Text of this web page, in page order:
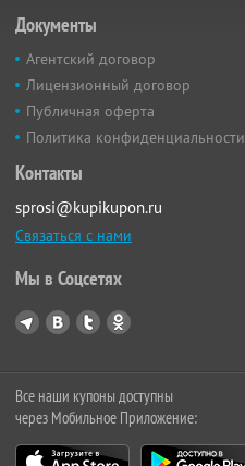
Документы
Агентский договор
Лицензионный договор
Публичная оферта
Политика конфиденциальности
Контакты
sprosi@kupikupon.ru
Связаться с нами
Мы в Соцсетях
Все наши купоны доступны
через Мобильное Приложение: